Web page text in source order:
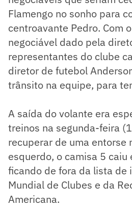
Flamengo no sonho para
centroavante Pedro. Com
negociável dado pela
representantes do clube
diretor de futebol
trânsito na equipe, para
A saída do volante era
treinos na segunda-feira
recuperar de uma entorse
esquerdo, o camisa 5 caiu
ficando de fora da lista de
Mundial de Clubes e da
Americana.